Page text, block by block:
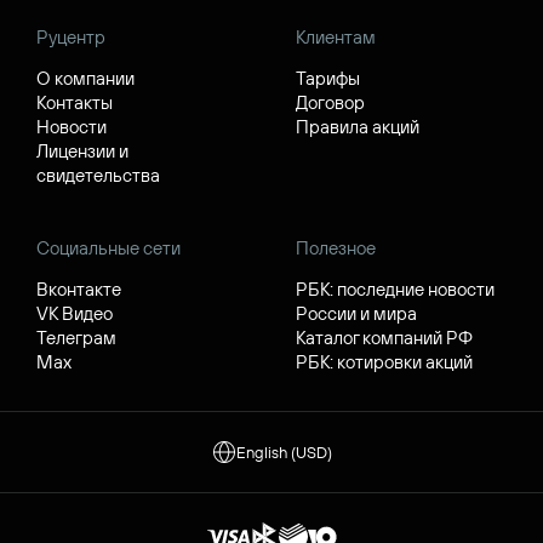
Руцентр
О компании
Контакты
Новости
Лицензии и
свидетельства
Клиентам
Тарифы
Договор
Правила акций
Социальные сети
Вконтакте
VK Видео
Телеграм
Max
Полезное
РБК: последние новости
России и мира
Каталог компаний РФ
РБК: котировки акций
English (USD)